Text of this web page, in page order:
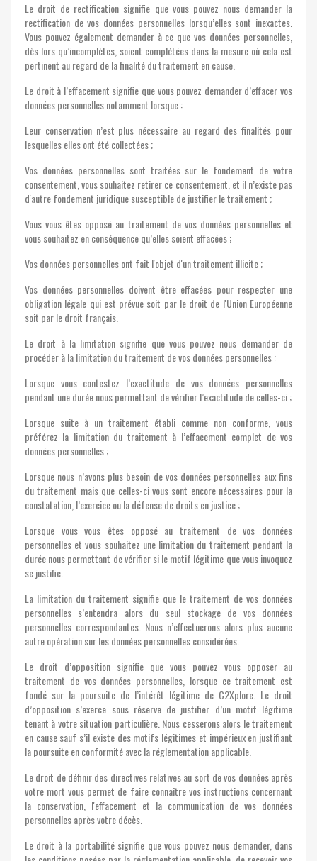
Le droit de rectification signifie que vous pouvez nous demander la
rectification de vos données personnelles lorsqu’elles sont inexactes.
Vous pouvez également demander à ce que vos données personnelles,
dès lors qu’incomplètes, soient complétées dans la mesure où cela est
pertinent au regard de la finalité du traitement en cause.
Le droit à l’effacement signifie que vous pouvez demander d’effacer vos
données personnelles notamment lorsque :
Leur conservation n’est plus nécessaire au regard des finalités pour
lesquelles elles ont été collectées ;
Vos données personnelles sont traitées sur le fondement de votre
consentement, vous souhaitez retirer ce consentement, et il n’existe pas
d'autre fondement juridique susceptible de justifier le traitement ;
Vous vous êtes opposé au traitement de vos données personnelles et
vous souhaitez en conséquence qu’elles soient effacées ;
Vos données personnelles ont fait l'objet d'un traitement illicite ;
Vos données personnelles doivent être effacées pour respecter une
obligation légale qui est prévue soit par le droit de l'Union Européenne
soit par le droit français.
Le droit à la limitation signifie que vous pouvez nous demander de
procéder à la limitation du traitement de vos données personnelles :
Lorsque vous contestez l’exactitude de vos données personnelles
pendant une durée nous permettant de vérifier l’exactitude de celles-ci ;
Lorsque suite à un traitement établi comme non conforme, vous
préférez la limitation du traitement à l’effacement complet de vos
données personnelles ;
Lorsque nous n’avons plus besoin de vos données personnelles aux fins
du traitement mais que celles-ci vous sont encore nécessaires pour la
constatation, l’exercice ou la défense de droits en justice ;
Lorsque vous vous êtes opposé au traitement de vos données
personnelles et vous souhaitez une limitation du traitement pendant la
durée nous permettant de vérifier si le motif légitime que vous invoquez
se justifie.
La limitation du traitement signifie que le traitement de vos données
personnelles s’entendra alors du seul stockage de vos données
personnelles correspondantes. Nous n’effectuerons alors plus aucune
autre opération sur les données personnelles considérées.
Le droit d’opposition signifie que vous pouvez vous opposer au
traitement de vos données personnelles, lorsque ce traitement est
fondé sur la poursuite de l’intérêt légitime de C2Xplore. Le droit
d’opposition s’exerce sous réserve de justifier d’un motif légitime
tenant à votre situation particulière. Nous cesserons alors le traitement
en cause sauf s’il existe des motifs légitimes et impérieux en justifiant
la poursuite en conformité avec la réglementation applicable.
Le droit de définir des directives relatives au sort de vos données après
votre mort vous permet de faire connaître vos instructions concernant
la conservation, l'effacement et la communication de vos données
personnelles après votre décès.
Le droit à la portabilité signifie que vous pouvez nous demander, dans